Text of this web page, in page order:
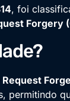
, foi
Forgery
permitindo